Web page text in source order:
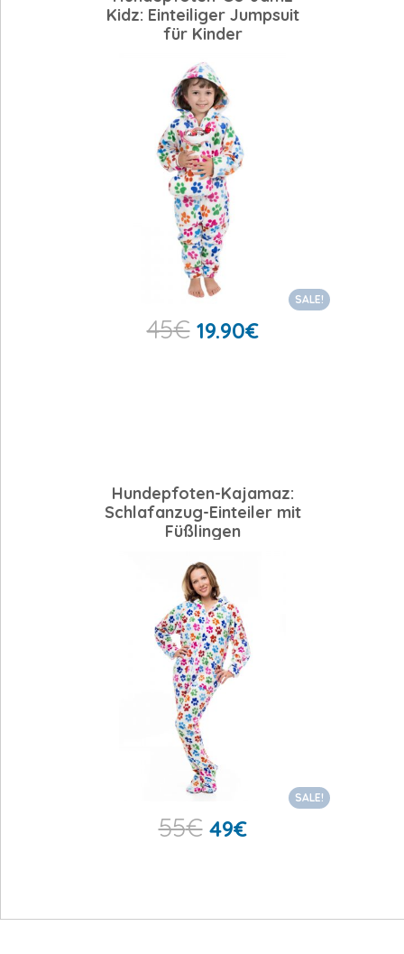
Kidz: Einteiliger Jumpsuit
für Kinder
SALE!
45€ 19.90€
Hundepfoten-Kajamaz:
Schlafanzug-Einteiler mit
Füßlingen
SALE!
55€ 49€